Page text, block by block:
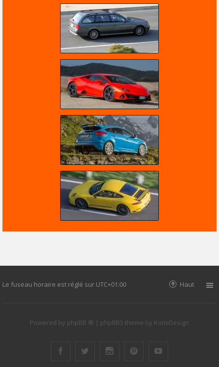
Le fuseau horaire est réglé sur UTC+01:00 Haut
Powered by phpBB ® | phpBB3 theme by KomiDesign